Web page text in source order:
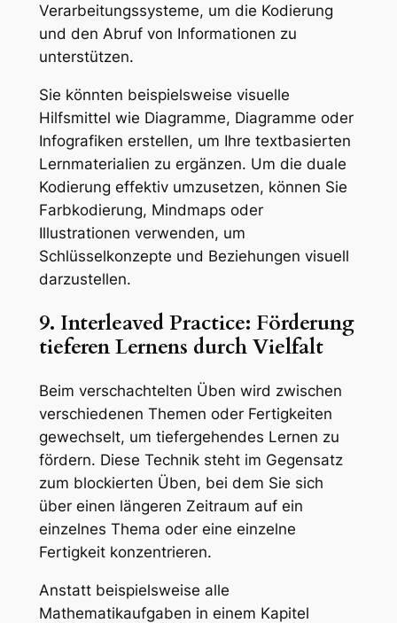
Verarbeitungssysteme, um die Kodierung
und den Abruf von Informationen zu
unterstützen.
Sie könnten beispielsweise visuelle
Hilfsmittel wie Diagramme, Diagramme oder
Infografiken erstellen, um Ihre textbasierten
Lernmaterialien zu ergänzen. Um die duale
Kodierung effektiv umzusetzen, können Sie
Farbkodierung, Mindmaps oder
Illustrationen verwenden, um
Schlüsselkonzepte und Beziehungen visuell
darzustellen.
9. Interleaved Practice: Förderung
tieferen Lernens durch Vielfalt
Beim verschachtelten Üben wird zwischen
verschiedenen Themen oder Fertigkeiten
gewechselt, um tiefergehendes Lernen zu
fördern. Diese Technik steht im Gegensatz
zum blockierten Üben, bei dem Sie sich
über einen längeren Zeitraum auf ein
einzelnes Thema oder eine einzelne
Fertigkeit konzentrieren.
Anstatt beispielsweise alle
Mathematikaufgaben in einem Kapitel